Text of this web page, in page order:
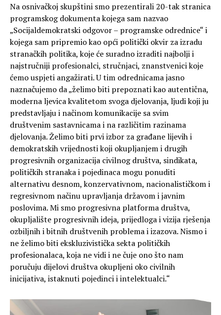
Na osnivačkoj skupštini smo prezentirali 20-tak stranica
programskog dokumenta kojega sam nazvao
„Socijaldemokratski odgovor – programske odrednice“ i
kojega sam pripremio kao opći politički okvir za izradu
stranačkih politika, koje će suradno izraditi najbolji i
najstručniji profesionalci, stručnjaci, znanstvenici koje
ćemo uspjeti angažirati. U tim odrednicama jasno
naznačujemo da „želimo biti prepoznati kao autentična,
moderna ljevica kvalitetom svoga djelovanja, ljudi koji ju
predstavljaju i načinom komunikacije sa svim
društvenim sastavnicama i na različitim razinama
djelovanja. Želimo biti prvi izbor za građane lijevih i
demokratskih vrijednosti koji okupljanjem i drugih
progresivnih organizacija civilnog društva, sindikata,
političkih stranaka i pojedinaca mogu ponuditi
alternativu desnom, konzervativnom, nacionalističkom i
regresivnom načinu upravljanja državom i javnim
poslovima. Mi smo progresivna platforma društva,
okupljalište progresivnih ideja, prijedloga i vizija rješenja
ozbiljnih i bitnih društvenih problema i izazova. Nismo i
ne želimo biti ekskluzivistička sekta političkih
profesionalaca, koja ne vidi i ne čuje ono što nam
poručuju dijelovi društva okupljeni oko civilnih
inicijativa, istaknuti pojedinci i intelektualci.“